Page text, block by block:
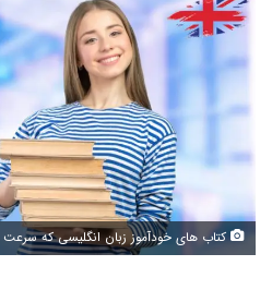
کتاب های خودآموز زبان انگلیسی که سرعت سادگیری